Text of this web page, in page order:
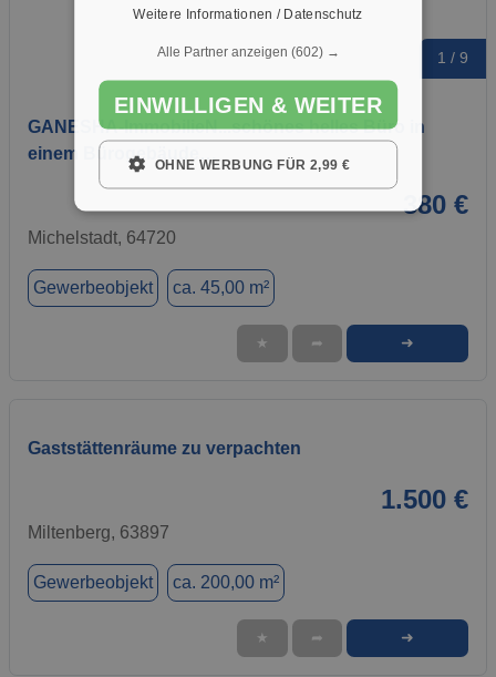
1 / 9
GANESHA-ImmobilieN...schönes helles Büro in
einem Bürogebäude…
380 €
Michelstadt, 64720
Gewerbeobjekt ca. 45,00 m²
★ ➦ ➜
Gaststättenräume zu verpachten
1.500 €
Miltenberg, 63897
Gewerbeobjekt ca. 200,00 m²
★ ➦ ➜
Weitere Informationen / Datenschutz
Alle Partner anzeigen (602) →
EINWILLIGEN & WEITER
OHNE WERBUNG FÜR 2,99 €